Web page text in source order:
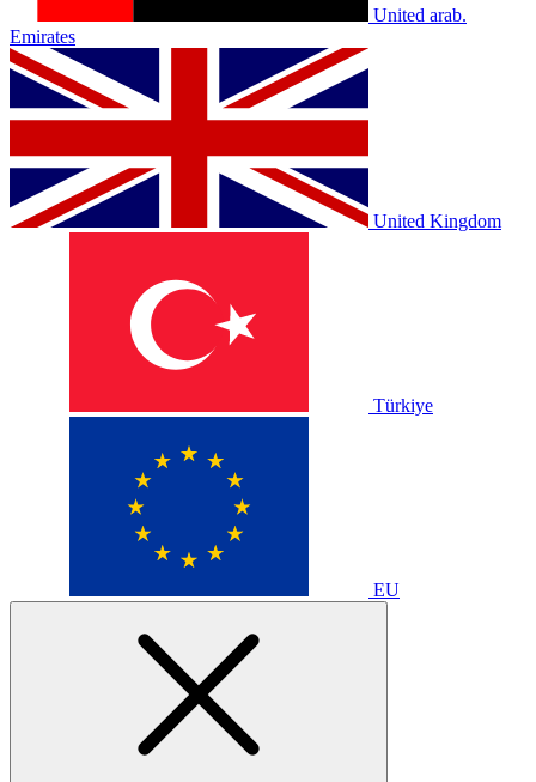
United arab.
Emirates
United Kingdom
Türkiye
EU